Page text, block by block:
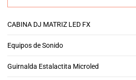
CABINA DJ MATRIZ LED FX
Equipos de Sonido
Guirnalda Estalactita Microled